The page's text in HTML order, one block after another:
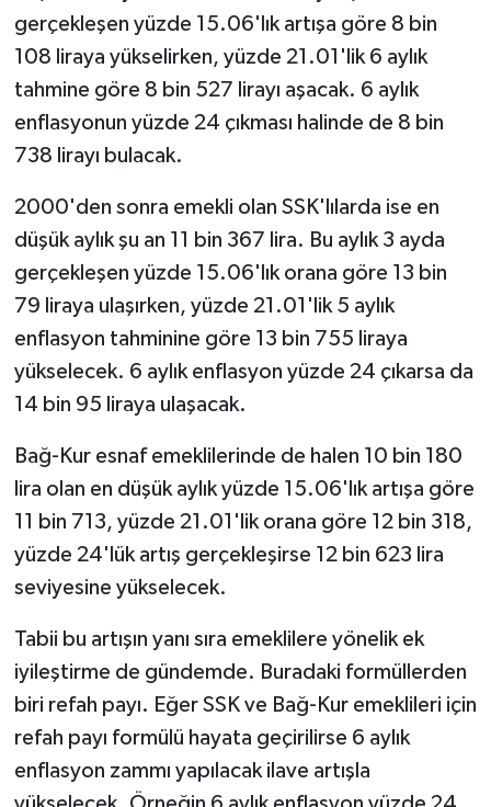
gerçekleşen yüzde 15.06'lık artışa göre 8 bin
108 liraya yükselirken, yüzde 21.01'lik 6 aylık
tahmine göre 8 bin 527 lirayı aşacak. 6 aylık
enflasyonun yüzde 24 çıkması halinde de 8 bin
738 lirayı bulacak.
2000'den sonra emekli olan SSK'lılarda ise en
düşük aylık şu an 11 bin 367 lira. Bu aylık 3 ayda
gerçekleşen yüzde 15.06'lık orana göre 13 bin
79 liraya ulaşırken, yüzde 21.01'lik 5 aylık
enflasyon tahminine göre 13 bin 755 liraya
yükselecek. 6 aylık enflasyon yüzde 24 çıkarsa da
14 bin 95 liraya ulaşacak.
Bağ-Kur esnaf emeklilerinde de halen 10 bin 180
lira olan en düşük aylık yüzde 15.06'lık artışa göre
11 bin 713, yüzde 21.01'lik orana göre 12 bin 318,
yüzde 24'lük artış gerçekleşirse 12 bin 623 lira
seviyesine yükselecek.
Tabii bu artışın yanı sıra emeklilere yönelik ek
iyileştirme de gündemde. Buradaki formüllerden
biri refah payı. Eğer SSK ve Bağ-Kur emeklileri için
refah payı formülü hayata geçirilirse 6 aylık
enflasyon zammı yapılacak ilave artışla